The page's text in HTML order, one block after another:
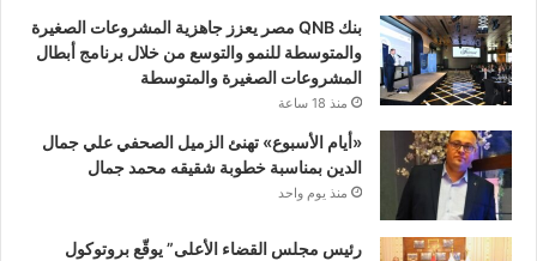
بنك QNB مصر يعزز جاهزية المشروعات الصغيرة
والمتوسطة للنمو والتوسع من خلال برنامج أبطال
المشروعات الصغيرة والمتوسطة
منذ 18 ساعة
«أيام الأسبوع» تهنئ الزميل الصحفي علي جمال
الدين بمناسبة خطوبة شقيقه محمد جمال
منذ يوم واحد
رئيس مجلس القضاء الأعلى” يوقّع بروتوكول